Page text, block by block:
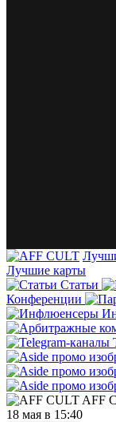
Лучшие карты
Статьи
Конференции
AFF
18 мая в 15:40